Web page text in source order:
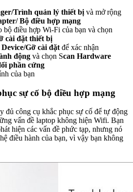
Trình quản lý thiết bị và mở rộng
Bộ điều hợp mạng
bộ điều hợp Wi-Fi của bạn và chọn
cài đặt thiết bị
Gỡ cài đặt để xác nhận
động và chọn Scan Hardware
phần cứng
của bạn
sự cố bộ điều hợp mạng
đủ công cụ khắc phục sự cố để tự động
vấn đề laptop không hiện Wifi. Bạn
hiện các vấn đề phức tạp, nhưng nó
điều hành của bạn, vì vậy bạn không